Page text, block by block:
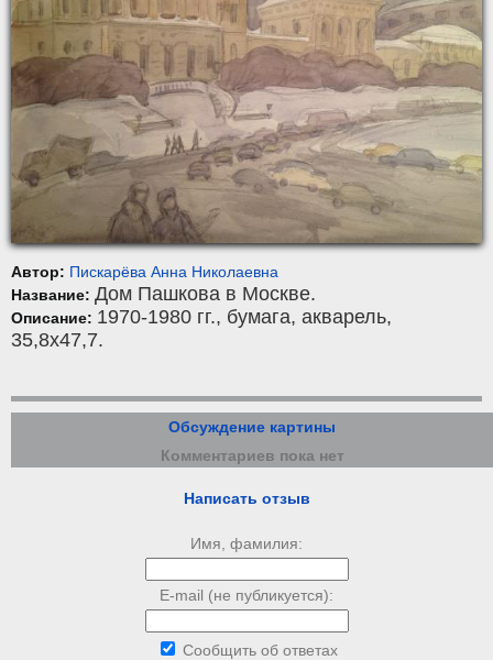
Автор: Пискарёва Анна Николаевна
Название: Дом Пашкова в Москве.
Описание: 1970-1980 гг., бумага, акварель,
35,8x47,7.
Обсуждение картины
Комментариев пока нет
Написать отзыв
Имя, фамилия:
E-mail (не публикуется):
Сообщить об ответах